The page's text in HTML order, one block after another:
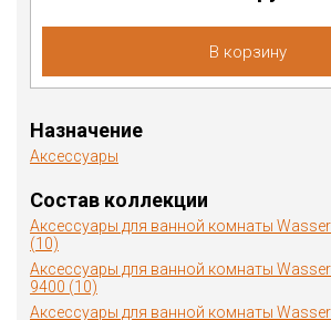
В корзину
Назначение
Аксессуары
Состав коллекции
Аксессуары для ванной комнаты
(10)
Аксессуары для ванной комнаты
9400 (10)
Аксессуары для ванной комнаты